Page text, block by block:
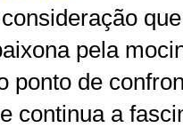
pela
ponto de
continua a